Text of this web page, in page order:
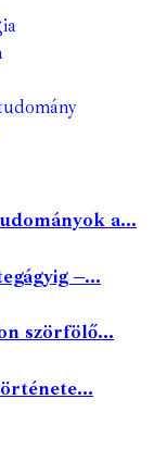
a...
–...
szörfölő...